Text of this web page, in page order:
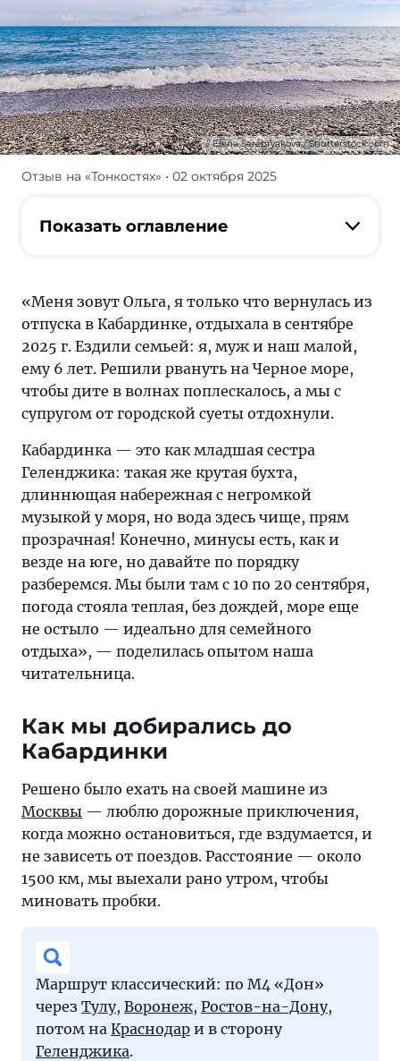
Elena Serebryakova / Shutterstock.com
Меня
Ольга,
отпуска
Кабардинке,
была
в
сентябре
2025
г.
Ездили
семьей:
я,
муж
и
наш
малой,
6
лет
Отзыв на «Тонкостях» • 02 октября 2025
Показать оглавление
«Меня зовут Ольга, я только что вернулась из
отпуска в Кабардинке, отдыхала в сентябре
2025 г. Ездили семьей: я, муж и наш малой,
ему 6 лет. Решили рвануть на Черное море,
чтобы дите в волнах поплескалось, а мы с
супругом от городской суеты отдохнули.
Кабардинка — это как младшая сестра
Геленджика: такая же крутая бухта,
длиннющая набережная с негромкой
музыкой у моря, но вода здесь чище, прям
прозрачная! Конечно, минусы есть, как и
везде на юге, но давайте по порядку
разберемся. Мы были там с 10 по 20 сентября,
погода стояла теплая, без дождей, море еще
не остыло — идеально для семейного
отдыха», — поделилась опытом наша
читательница.
Как мы добирались до
Кабардинки
Решено было ехать на своей машине из
Москвы — люблю дорожные приключения,
когда можно остановиться, где вздумается, и
не зависеть от поездов. Расстояние — около
1500 км, мы выехали рано утром, чтобы
миновать пробки.
Маршрут классический: по М4 «Дон»
через Тулу, Воронеж, Ростов-на-Дону,
потом на Краснодар и в сторону
Геленджика.